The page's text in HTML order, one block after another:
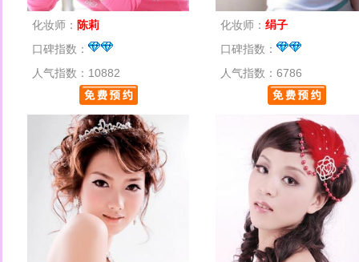
化妆师： 陈莉
口碑指数：
人气指数：10882
化妆师： 绢子
口碑指数：
人气指数：6786